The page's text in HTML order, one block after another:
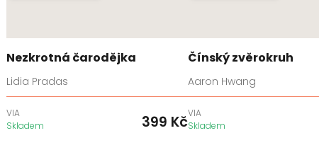
Nezkrotná čarodějka
Lidia Pradas
VIA
Skladem
399 Kč
Čínský zvěrokruh
Aaron Hwang
VIA
Skladem